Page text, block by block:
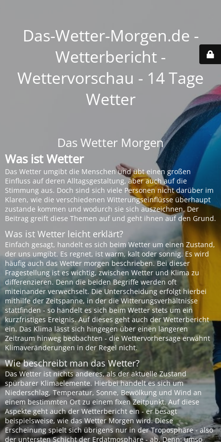
Das-Wetter-Morgen.de -
Wetterbericht -
Wettervorschau - 14 Tage
Wetter
Das Wetter Morgen
Was ist Wetter
Das Wetter umgibt die Menschen und übt einen großen
Einfluss auf deren Alltagsgestaltung, aber auch auf die
Stimmung aus. Doch sind sich viele Personen nicht darüber im
Klaren, wie die verschiedenen Witterungseinflüsse überhaupt
zustande kommen und wodurch sie sich auszeichnen. Der
Beitrag greift diese Themen auf und geht ihnen auf den Grund.
Was ist Wetter leicht erklärt?
Einfach gesagt, handelt es sich beim Wetter um einen Zustand,
der uns umgibt. Es regnet, ist warm, kalt oder sonnig. Es wird
häufig auch das Wetter morgen beschrieben. Bei dieser
Fragestellung ist es wichtig, zwischen Wetter und Klima zu
differenzieren. Denn die beiden Begriffe werden oft
miteinander verwechselt. Die Unterscheidung erfolgt hierbei
mithilfe der Zeitspanne, in der die Witterungsverhältnisse
stattfinden - so handelt es sich beim Wetter stets um ein
kurzfristiges Ereignis. Auf dieses geht auch der Wetterbericht
ein. Das Klima lässt sich hingegen über einen längeren
Zeitraum hinweg beobachten - die Wettervorhersage erwähnt
Klimaveränderungen in der Regel nicht.
Wie beschreibt man das Wetter?
Das Wetter ist nichts anderes, als der aktuelle Zustand
spürbarer Klimaelemente. Hierbei handelt es sich um
Niederschlag, Temperatur, Sonne, Bewölkung und Wind an
einem bestimmten Ort zu einem fixen Zeitpunkt. Auf diese
Aspekte geht auch der Wetterbericht ein - er besagt
beispielsweise, wie das Wetter Morgen wird. Diese
Erscheinung spielt sich übrigens nur in der Troposphäre - also
der untersten Schicht der Erdatmosphäre - ab. Denn: umso